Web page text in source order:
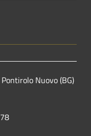
Nuovo (BG)